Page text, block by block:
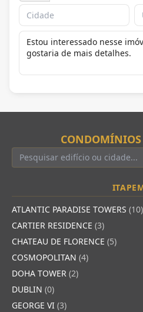
ATLANTIC PARADISE TOWERS (10)
CARTIER RESIDENCE (3)
CHATEAU DE FLORENCE (5)
COSMOPOLITAN (4)
DOHA TOWER (2)
DUBLIN (0)
GEORGE VI (3)